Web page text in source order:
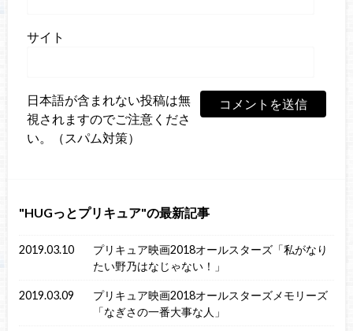
サイト
日本語が含まれない投稿は無
視されますのでご注意くださ
い。（スパム対策）
HUGっとプリキュア の最新記事
2019.03.10
プリキュア映画2018オールスターズ「私がなり
たい野乃はなじゃない！」
2019.03.09
プリキュア映画2018オールスターズメモリーズ
「なぎさの一番大事な人」